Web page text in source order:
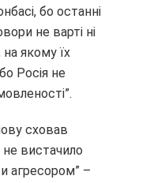
бо останні
не варті ні
на якому їх
Росія не
сховав
не вистачило
агресором” –